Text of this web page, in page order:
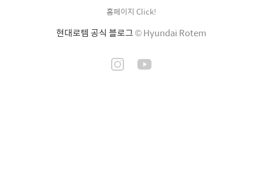
홈페이지 Click!
현대로템 공식 블로그© Hyundai Rotem